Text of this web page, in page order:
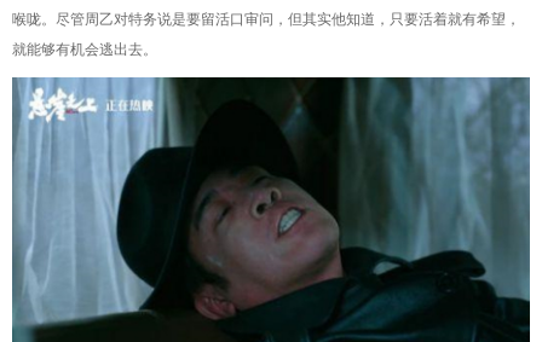
喉咙。尽管周乙对特务说是要留活口审问，但其实他知道，只要活着就有希望，
就能够有机会逃出去。